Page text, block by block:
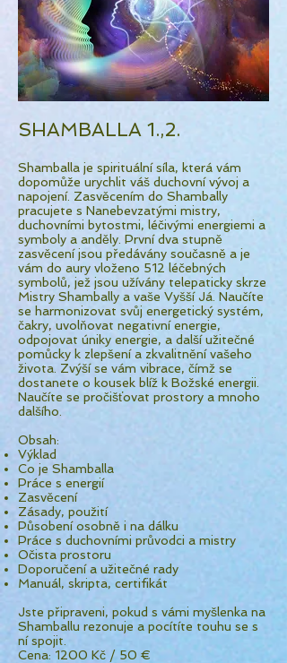
SHAMBALLA 1.,2.
Shamballa je spirituální síla, která vám
dopomůže urychlit váš duchovní vývoj a
napojení. Zasvěcením do Shambally
pracujete s Nanebevzatými mistry,
duchovními bytostmi, léčivými energiemi a
symboly a anděly. První dva stupně
zasvěcení jsou předávány současně a je
vám do aury vloženo 512 léčebných
symbolů, jež jsou užívány telepaticky skrze
Mistry Shambally a vaše Vyšší Já. Naučíte
se harmonizovat svůj energetický systém,
čakry, uvolňovat negativní energie,
odpojovat úniky energie, a další užitečné
pomůcky k zlepšení a zkvalitnění vašeho
života. Zvýší se vám vibrace, čímž se
dostanete o kousek blíž k Božské energii.
Naučíte se pročišťovat prostory a mnoho
dalšího.
Obsah:
Výklad
Co je Shamballa
Práce s energií
Zasvěcení
Zásady, použití
Působení osobně i na dálku
Práce s duchovními průvodci a mistry
Očista prostoru
Doporučení a užitečné rady
Manuál, skripta, certifikát
Jste připraveni, pokud s vámi myšlenka na
Shamballu rezonuje a pocítíte touhu se s
ní spojit.
Cena: 1200 Kč / 50 €